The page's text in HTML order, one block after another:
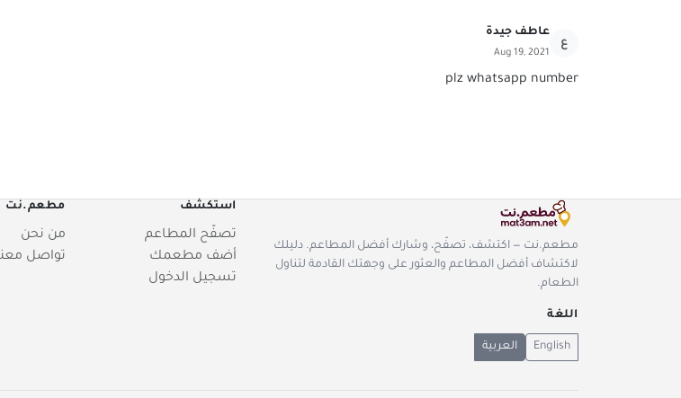
ع
عاطف جيدة
Aug 19, 2021
plz whatsapp number
مطعم.نت — اكتشف، تصفّح، وشارك أفضل المطاعم. دليلك
لاكتشاف أفضل المطاعم والعثور على وجهتك القادمة لتناول
الطعام.
استكشف
تصفّح المطاعم
أضف مطعمك
تسجيل الدخول
مطعم.نت
من نحن
تواصل
اللغة
English العربية